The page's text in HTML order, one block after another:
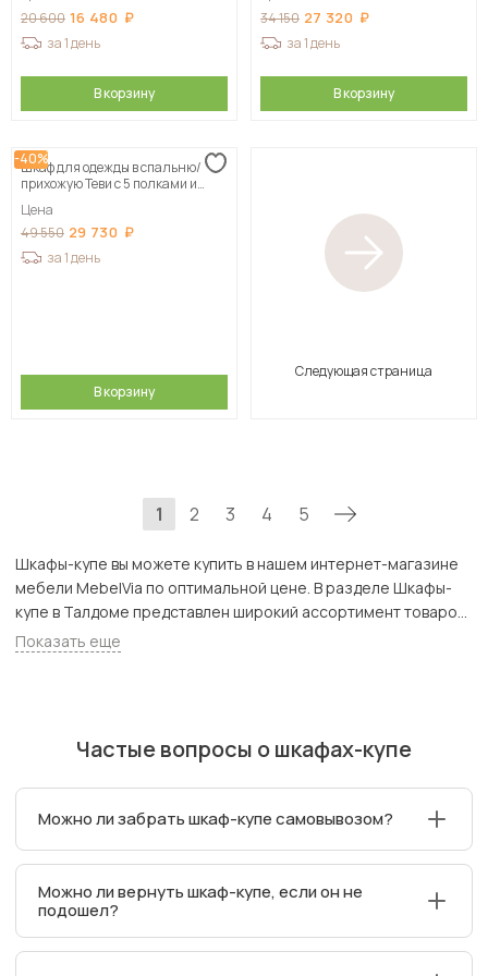
20 600 16 480
за 1 день
В корзину
34 150 27 320
за 1 день
В корзину
-40%
Шкаф для одежды в спальню/
прихожую Теви с 5 полками и
Цена
49 550 29 730
за 1 день
В корзину
Следующая страница
1 2 3 4 5
Шкафы-купе вы можете купить в нашем интернет-магазине
мебели MebelVia по оптимальной цене. В разделе Шкафы-
купе в Талдоме представлен широкий ассортимент товаров
с доставкой в Москве и Подмосковью, включая Талдом.
Всего товаров в категории «Шкафы-купе» - 3994 шт.
Показать еще
Частые вопросы о шкафах-купе
Можно ли забрать шкаф-купе самовывозом?
магазинов MebelVia. Важно предварительно
забронировать товар для самовывоза в выбранном
магазине.
Можно ли вернуть шкаф-купе, если он не
подошел?